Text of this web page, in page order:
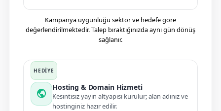
Kampanya uygunluğu sektör ve hedefe göre
değerlendirilmektedir. Talep bıraktığınızda aynı gün dönüş
sağlanır.
public
Hosting & Domain Hizmeti
Kesintisiz yayın altyapısı kurulur; alan adınız ve
hostinginiz hazır edilir.